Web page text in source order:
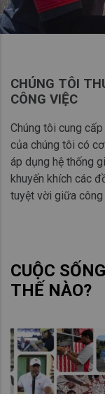
CHÚNG TÔI
CÔNG VIỆC
Chúng tôi cung
của chúng tôi có
áp dụng hệ thống
khuyến khích các
tuyệt vời giữa
CUỘC
THẾ NÀO?